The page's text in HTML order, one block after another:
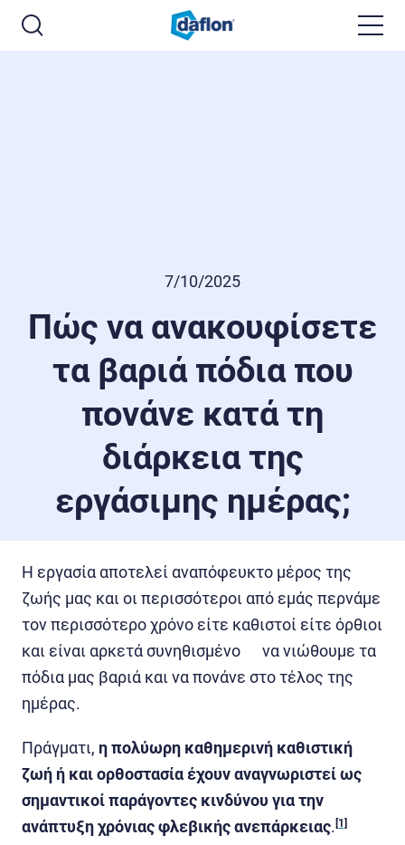
7/10/2025
Πώς να ανακουφίσετε
τα βαριά πόδια που
πονάνε κατά τη
διάρκεια της
εργάσιμης ημέρας;
Η εργασία αποτελεί αναπόφευκτο μέρος της
ζωής μας και οι περισσότεροι από εμάς περνάμε
τον περισσότερο χρόνο είτε καθιστοί είτε όρθιοι
και είναι αρκετά συνηθισμένο να νιώθουμε τα
πόδια μας βαριά και να πονάνε στο τέλος της
ημέρας.
Πράγματι, η πολύωρη καθημερινή καθιστική
ζωή ή και ορθοστασία έχουν αναγνωριστεί ως
σημαντικοί παράγοντες κινδύνου για την
ανάπτυξη χρόνιας φλεβικής ανεπάρκειας. [1]